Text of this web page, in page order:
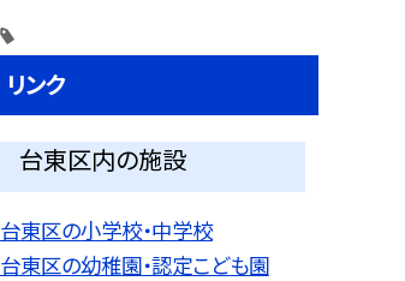
リンク
台東区内の施設
台東区の小学校・中学校
台東区の幼稚園・認定こども園